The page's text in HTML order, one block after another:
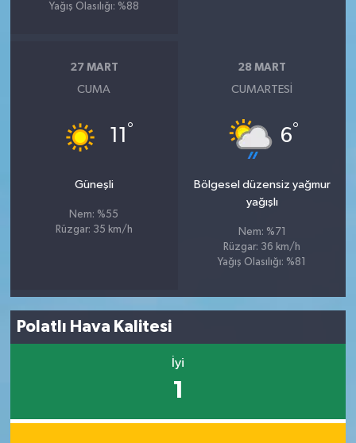
Yağış Olasılığı: %88
27 MART
CUMA
11 °
Güneşli
Nem: %55
Rüzgar: 35 km/h
28 MART
CUMARTESI
6°
Bölgesel düzensiz yağmur
yağışlı
Nem: %71
Rüzgar: 36 km/h
Yağış Olasılığı: %81
Polatlı Hava Kalitesi
İyi
1